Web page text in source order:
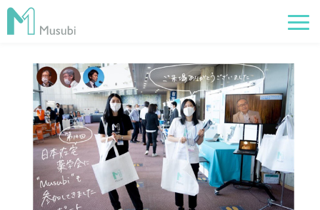
電子薬歴
服薬フォロー
経営管理
AI在庫管理
事例